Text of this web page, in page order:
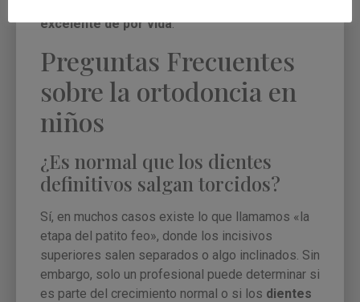
excelente de por vida.
Preguntas Frecuentes
sobre la ortodoncia en
niños
¿Es normal que los dientes
definitivos salgan torcidos?
Sí, en muchos casos existe lo que llamamos «la
etapa del patito feo», donde los incisivos
superiores salen separados o algo inclinados. Sin
embargo, solo un profesional puede determinar si
es parte del crecimiento normal o si los dientes